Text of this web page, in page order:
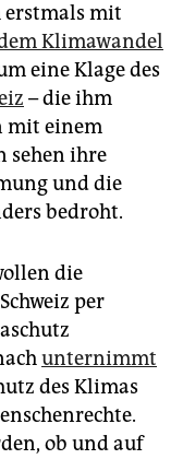
erstmals mit
Klimawandel
eine Klage des
– die ihm
mit einem
sehen ihre
und die
bedroht.
die
per
unternimmt
des Klimas
ob und auf